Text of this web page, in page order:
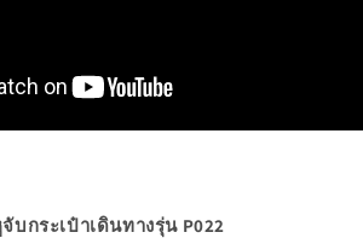
กระเป๋าเดินทางรุ่น P022